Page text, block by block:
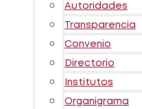
Autoridades
Transparencia
Convenio
Directorio
Institutos
Organigrama